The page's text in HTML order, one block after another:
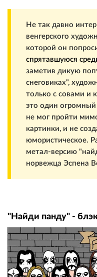
Не так давно
венгерского
которой он
спрятавшуюся
заметив дикую
снеговиках",
только с совами и
это один
не мог пройти
картинки, и не
юмористическое.
метал-версию
норвежца Эспена
"Найди панду" -